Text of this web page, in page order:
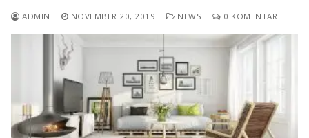
ADMIN NOVEMBER 20, 2019 NEWS 0 KOMENTAR